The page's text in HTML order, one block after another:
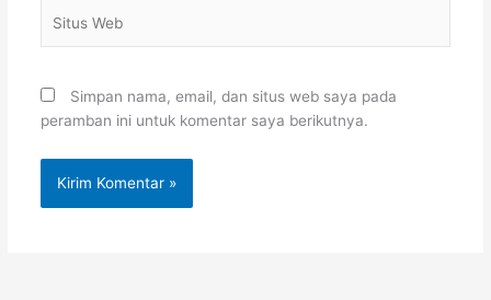
Web
Simpan nama, email, dan situs web saya pada
peramban ini untuk komentar saya berikutnya.